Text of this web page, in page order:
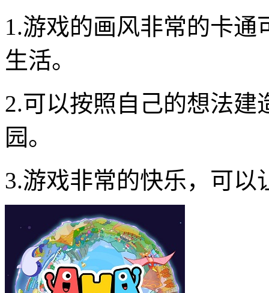
1.游戏的画风非常的卡
生活。
2.可以按照自己的想法
园。
3.游戏非常的快乐，可以